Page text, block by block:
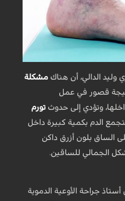
الدالي، أن هناك مشكلة
قصور في عمل
وتؤدي إلى حدوث تورم
الدم بكمية كبيرة داخل
الساق بلون أزرق داكن
الجمالي للساقين.
أستاذ جراحة الأوعية الدموية